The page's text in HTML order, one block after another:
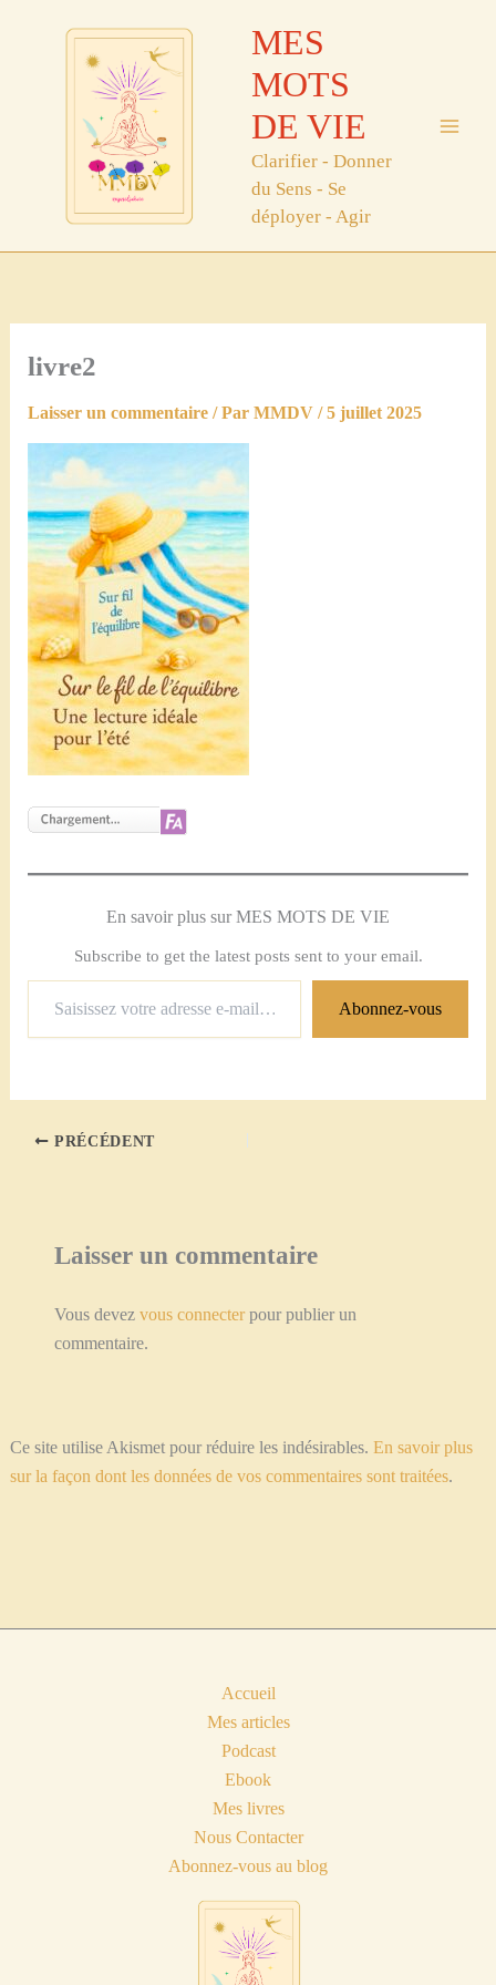
MES
MOTS
DE VIE
Clarifier - Donner
du Sens - Se
déployer - Agir
livre2
Laisser un commentaire / Par MMDV /5 juillet 2025
En savoir plus sur MES MOTS DE VIE
Subscribe to get the latest posts sent to your email.
votre
adresse
Abonnez-vous
PRÉCÉDENT
Laisser un commentaire
Vous devez vous connecterpour publier un
commentaire.
Ce site utilise Akismet pour réduire les indésirables. En savoir plus
sur la façon dont les données de vos commentaires sont traitées.
Accueil
Mes articles
Podcast
Ebook
Mes livres
Nous Contacter
Abonnez-vous au blog